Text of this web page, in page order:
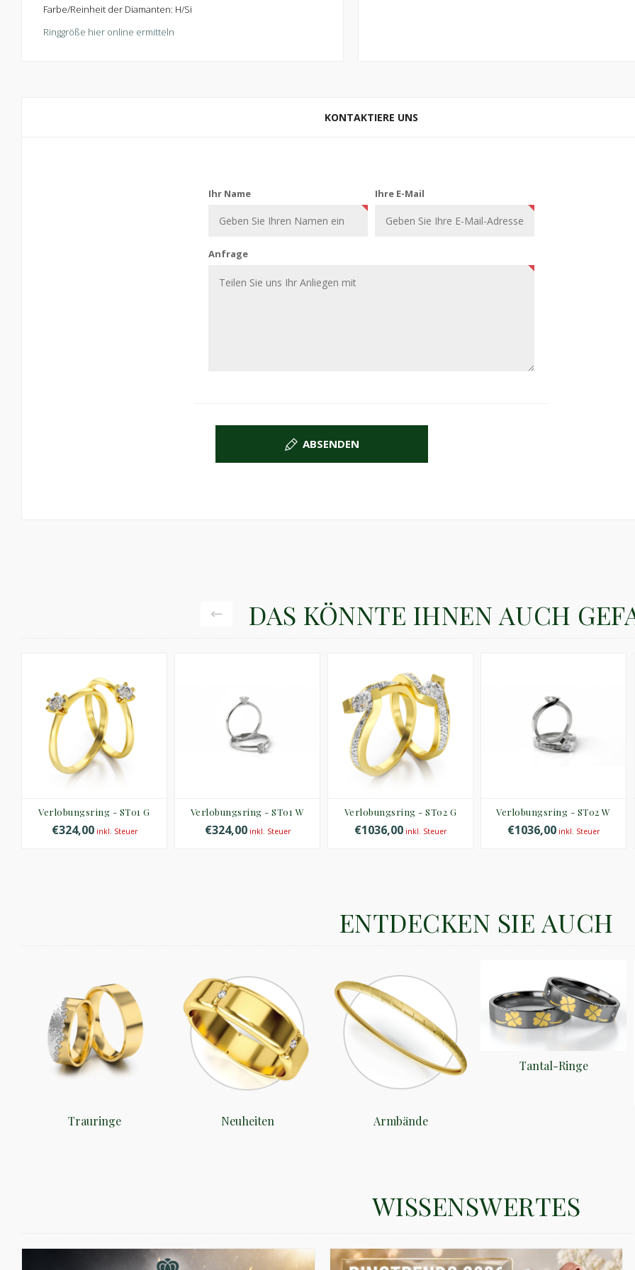
Farbe/Reinheit der Diamanten: H/Si
Ringgröße hier online ermitteln
KONTAKTIERE UNS
Ihr Name Ihre E-Mail
Anfrage
ABSENDEN
DAS KÖNNTE IHNEN AUCH
Verlobungsring - ST01 G
€324,00inkl. Steuer
Verlobungsring - ST01 W
€324,00inkl. Steuer
Verlobungsring - ST02 G
€1036,00 inkl. Steuer
Verlobungsring - ST02 W
€1036,00 inkl. Steuer
ENTDECKEN SIE AUCH
Trauringe Neuheiten Armbände
Tantal-Ringe
WISSENSWERTES